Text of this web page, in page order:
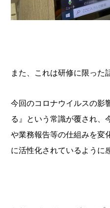
また、これは研修に限った
今回のコロナウイルスの影
る』という常識が覆され、
や業務報告等の仕組みを変
に活性化されているように